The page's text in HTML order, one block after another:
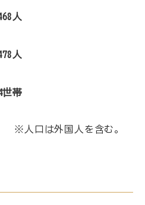
人
人
世帯
※人口は外国人を含む。